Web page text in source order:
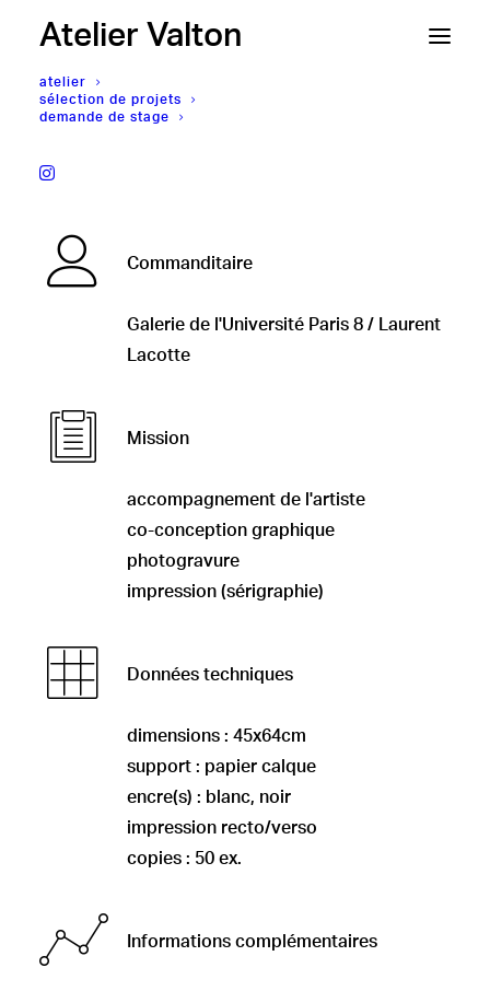
Atelier Valton
atelier
sélection de projets
demande de stage
Galerie de l'Université Paris 8 — Laurent
Lacotte,
Commanditaire
Galerie de l'Université Paris 8 / Laurent
Lacotte
Mission
accompagnement de l'artiste
co-conception graphique
photogravure
impression (sérigraphie)
Données techniques
dimensions : 45x64cm
support : papier calque
encre(s) : blanc, noir
impression recto/verso
copies : 50 ex.
Informations complémentaires